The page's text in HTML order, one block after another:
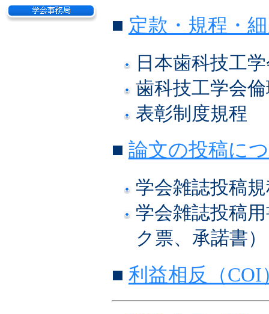
■ 定款・規程・
日本歯科技工
歯科技工学会
表彰制度規程
■ 論文の投稿に
学会雑誌投稿
学会雑誌投稿
ク票、承諾書）
■ 利益相反（